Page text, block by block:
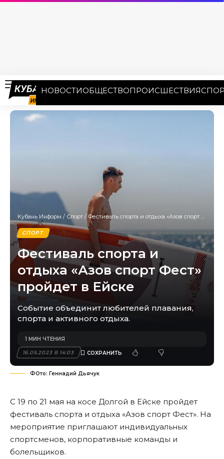
НОВОСТИОБЩЕСТВОПРОИСШЕСТВИЯ
Кубань Информ / Спорт /Фестиваль спорта и отдыха «Азов спорт Фест» пройдет в Ейске
СПОРТ
Фестиваль спорта и
отдыха «Азов спорт Фест»
пройдет в Ейске
Событие объединит любителей плавания,
спорта и активного отдыха.
16.05.2023 В 14:03
1 МИН ЧТЕНИЯ
ФОто: Геннадий Дьячук
С 19 по 21 мая на косе Долгой в Ейске пройдет
фестиваль спорта и отдыха «Азов спорт Фест». На
мероприятие приглашают индивидуальных
спортсменов, корпоративные команды и
болельщиков.